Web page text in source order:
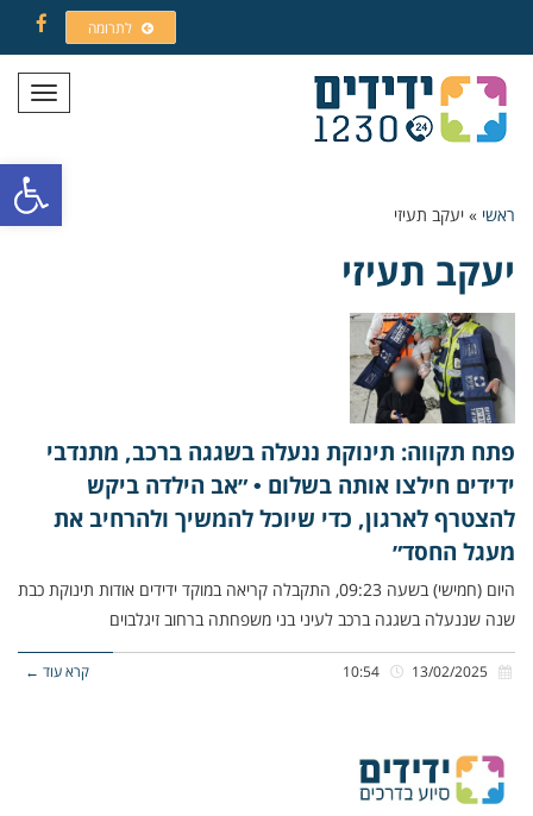
פתח
לתרומה
תפריט
ראשי » יעקב תעיזי
יעקב תעיזי
פתח תקווה: תינוקת ננעלה בשגגה ברכב, מתנדבי
ידידים חילצו אותה בשלום • ״אב הילדה ביקש
להצטרף לארגון, כדי שיוכל להמשיך ולהרחיב את
מעגל החסד״
היום (חמישי) בשעה 09:23, התקבלה קריאה במוקד ידידים אודות תינוקת כבת
שנה שננעלה בשגגה ברכב לעיני בני משפחתה ברחוב זיגלבוים
קרא עוד ←